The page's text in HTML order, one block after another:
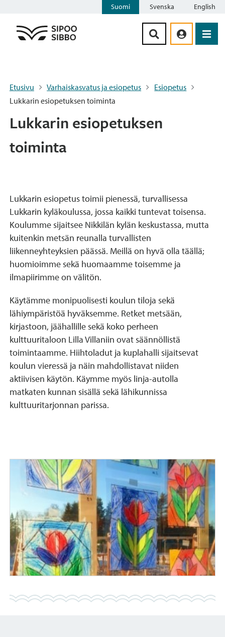
Suomi Svenska English
Etusivu Varhaiskasvatus ja esiopetus
Esiopetus
Lukkarin esiopetuksen toiminta
Lukkarin esiopetuksen
toiminta
Lukkarin esiopetus toimii pienessä, turvallisessa
Lukkarin kyläkoulussa, jossa kaikki tuntevat toisensa.
Koulumme sijaitsee Nikkilän kylän keskustassa, mutta
kuitenkin metsän reunalla turvallisten
liikenneyhteyksien päässä. Meillä on hyvä olla täällä;
huomioimme sekä huomaamme toisemme ja
ilmapiirimme on välitön.
Käytämme monipuolisesti koulun tiloja sekä
lähiympäristöä hyväksemme. Retket metsään,
kirjastoon, jäähallille sekä koko perheen
kulttuuritaloon Lilla Villaniin ovat säännöllistä
toimintaamme. Hiihtoladut ja kuplahalli sijaitsevat
koulun vieressä ja näin mahdollistavat niiden
aktiivisen käytön. Käymme myös linja-autolla
matkaten kunnan sisällä sekä lähikunnissa
kulttuuritarjonnan parissa.